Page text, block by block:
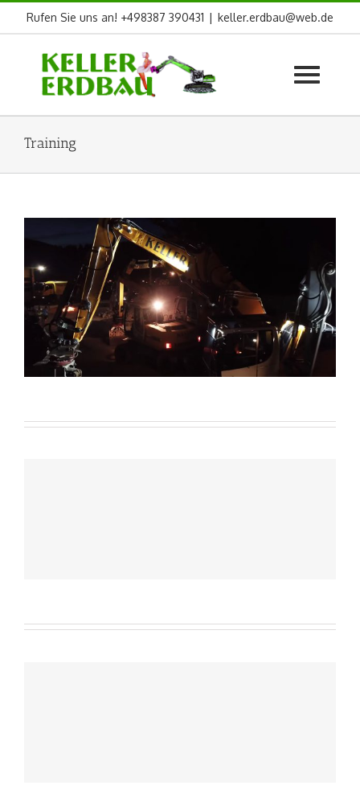
Skip
Rufen Sie uns an! +498387 390431 | keller.erdbau@web.de
Training